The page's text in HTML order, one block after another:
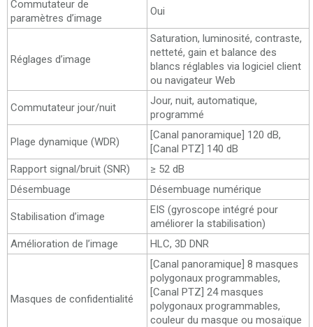
Commutateur de
paramètres d’image
Oui
Réglages d’image
Saturation, luminosité, contraste,
netteté, gain et balance des
blancs réglables via logiciel client
ou navigateur Web
Commutateur jour/nuit
Jour, nuit, automatique,
programmé
Plage dynamique (WDR)
[Canal panoramique] 120 dB,
[Canal PTZ] 140 dB
Rapport signal/bruit (SNR)
≥ 52 dB
Désembuage
Désembuage numérique
Stabilisation d’image
EIS (gyroscope intégré pour
améliorer la stabilisation)
Amélioration de l’image
HLC, 3D DNR
Masques de confidentialité
[Canal panoramique] 8 masques
polygonaux programmables,
[Canal PTZ] 24 masques
polygonaux programmables,
couleur du masque ou mosaïque